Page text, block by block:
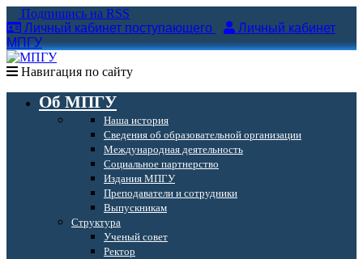
Подпишись на RSS
Личный кабинет поступающего
Личный кабинет
МПГУ
Навигация по сайту
Об МПГУ
Наша история
Сведения об образовательной организации
Международная деятельность
Социальное партнерство
Издания МПГУ
Преподаватели и сотрудники
Выпускникам
Структура
Ученый совет
Ректор